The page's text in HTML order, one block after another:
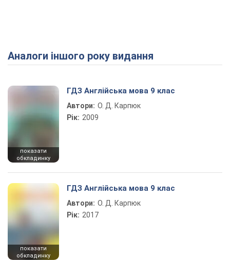
Play Video
Аналоги іншого року видання
показати
обкладинку
ГДЗ Англійська мова 9 клас
Автори: О. Д. Карпюк
Рік: 2009
показати
обкладинку
ГДЗ Англійська мова 9 клас
Автори: О. Д. Карпюк
Рік: 2017